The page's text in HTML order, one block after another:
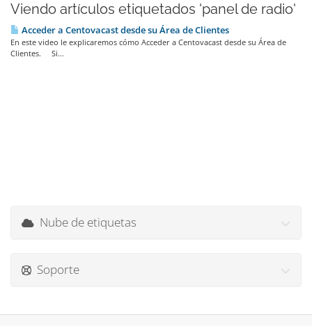
Viendo artículos etiquetados 'panel de radio'
Acceder a Centovacast desde su Área de Clientes
En este video le explicaremos cómo Acceder a Centovacast desde su Área de
Clientes. Si...
Nube de etiquetas
Soporte